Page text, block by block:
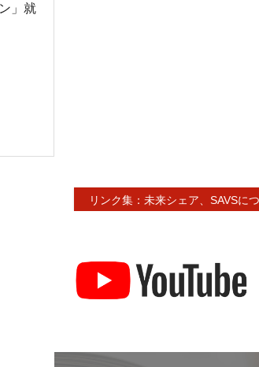
」就
リンク集：未来シェア、SAVSに